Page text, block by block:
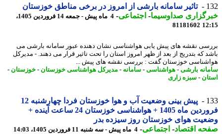
تاثیر سامانه بارشی از امروز در برخی مناطق خوزستان
صداوسیما-اجتماعی-
4 ماه پیش - جمعه 14 فروردین 1405،
81181602
نقشه های پیش یابی هواشناسی نشان دهنده عبور سامانه بارشی می
که بتدریج از بعد از ظهر امروز استان را تحت تاثیر قرار می دهند. - مدیرکل
خوزستان گفت : بررسی نقشه های پیش ...
بارشی -هواشناسی-سامانه-مدیرکل هواشناسی خوزستان-خوزستان-
-سبزه زاری
پیش بینی وضعیت آب و هوا خوزستان فردا چهارشنبه 12
فروردین ماه 1405 + هواشناسی خوزستان 24 ساعت آینده +
هوای خوزستان روز سیزده بدر
اقتصاد-اجتماعی-4 ماه پیش - سه شنبه 11 فروردین 1405، 14:03